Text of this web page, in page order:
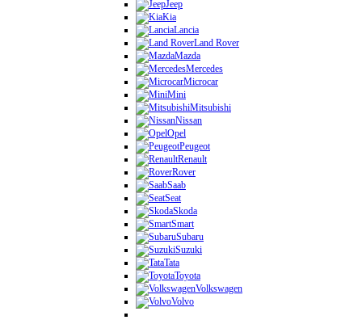
Jeep
Kia
Lancia
Land Rover
Mazda
Mercedes
Microcar
Mini
Mitsubishi
Nissan
Opel
Peugeot
Renault
Rover
Saab
Seat
Skoda
Smart
Subaru
Suzuki
Tata
Toyota
Volkswagen
Volvo